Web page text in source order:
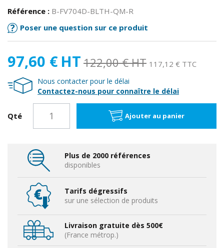
Référence : B-FV704D-BLTH-QM-R
Poser une question sur ce produit
97,60 € HT 122,00 € HT 117,12 € TTC
Nous contacter pour le délai
Contactez-nous pour connaître le délai
Qté Ajouter au panier
Plus de 2000 références
disponibles
Tarifs dégressifs
sur une sélection de produits
Livraison gratuite dès 500€
(France métrop.)